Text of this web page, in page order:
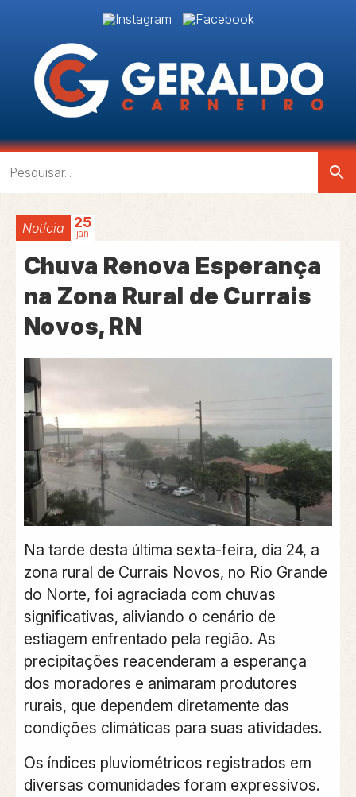
search
Notícia 25
jan
Chuva Renova Esperança
na Zona Rural de Currais
Novos, RN
Na tarde desta última sexta-feira, dia 24, a
zona rural de Currais Novos, no Rio Grande
do Norte, foi agraciada com chuvas
significativas, aliviando o cenário de
estiagem enfrentado pela região. As
precipitações reacenderam a esperança
dos moradores e animaram produtores
rurais, que dependem diretamente das
condições climáticas para suas atividades.
Os índices pluviométricos registrados em
diversas comunidades foram expressivos.